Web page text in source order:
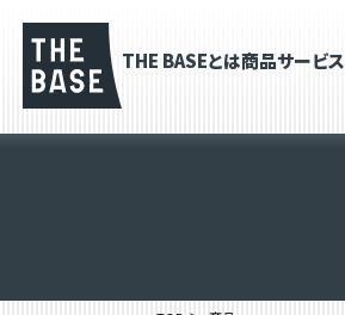
THE BASEとは商品サービス